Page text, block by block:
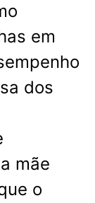
em
dos
mãe
o